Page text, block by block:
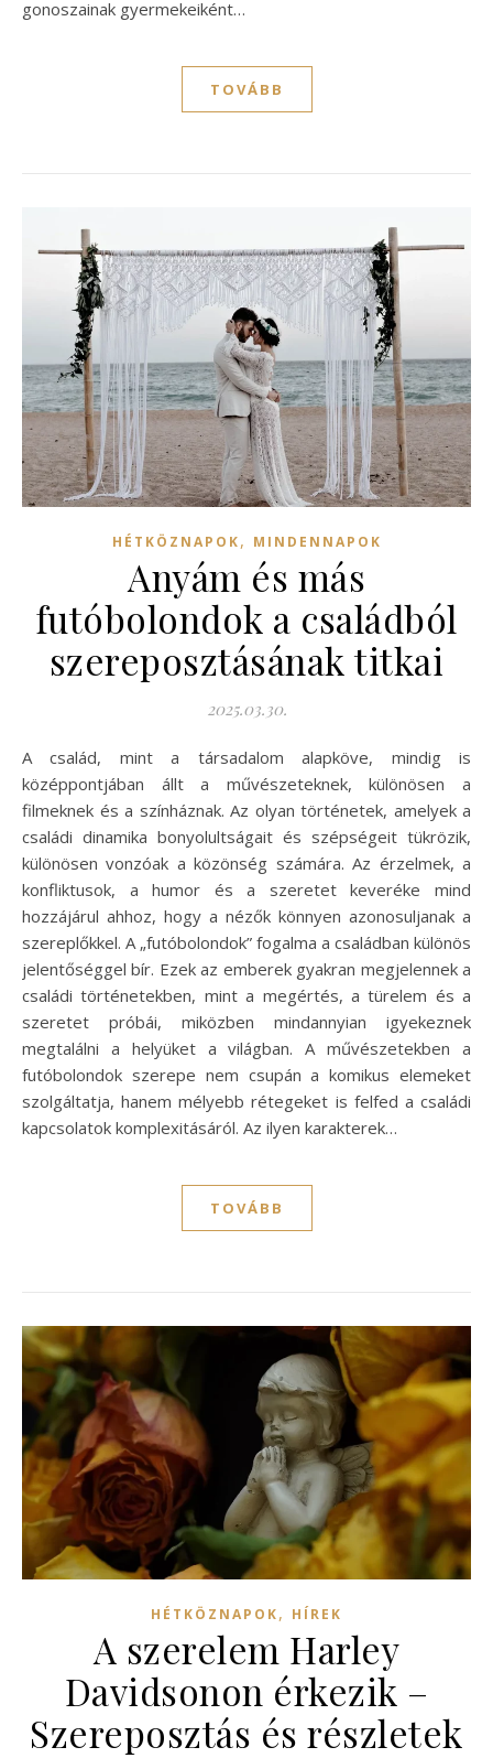
gonoszainak gyermekeiként…
TOVÁBB
HÉTKÖZNAPOK, MINDENNAPOK
Anyám és más
futóbolondok a családból
szereposztásának titkai
2025.03.30.
A család, mint a társadalom alapköve, mindig is
középpontjában állt a művészeteknek, különösen a
filmeknek és a színháznak. Az olyan történetek, amelyek a
családi dinamika bonyolultságait és szépségeit tükrözik,
különösen vonzóak a közönség számára. Az érzelmek, a
konfliktusok, a humor és a szeretet keveréke mind
hozzájárul ahhoz, hogy a nézők könnyen azonosuljanak a
szereplőkkel. A „futóbolondok” fogalma a családban különös
jelentőséggel bír. Ezek az emberek gyakran megjelennek a
családi történetekben, mint a megértés, a türelem és a
szeretet próbái, miközben mindannyian igyekeznek
megtalálni a helyüket a világban. A művészetekben a
futóbolondok szerepe nem csupán a komikus elemeket
szolgáltatja, hanem mélyebb rétegeket is felfed a családi
kapcsolatok komplexitásáról. Az ilyen karakterek…
TOVÁBB
HÉTKÖZNAPOK, HÍREK
A szerelem Harley
Davidsonon érkezik –
Szereposztás és részletek